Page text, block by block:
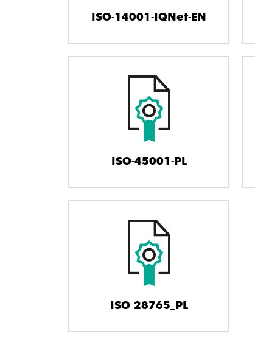
ISO-14001-IQNet-EN
ISO-45001-PL
ISO 28765_PL